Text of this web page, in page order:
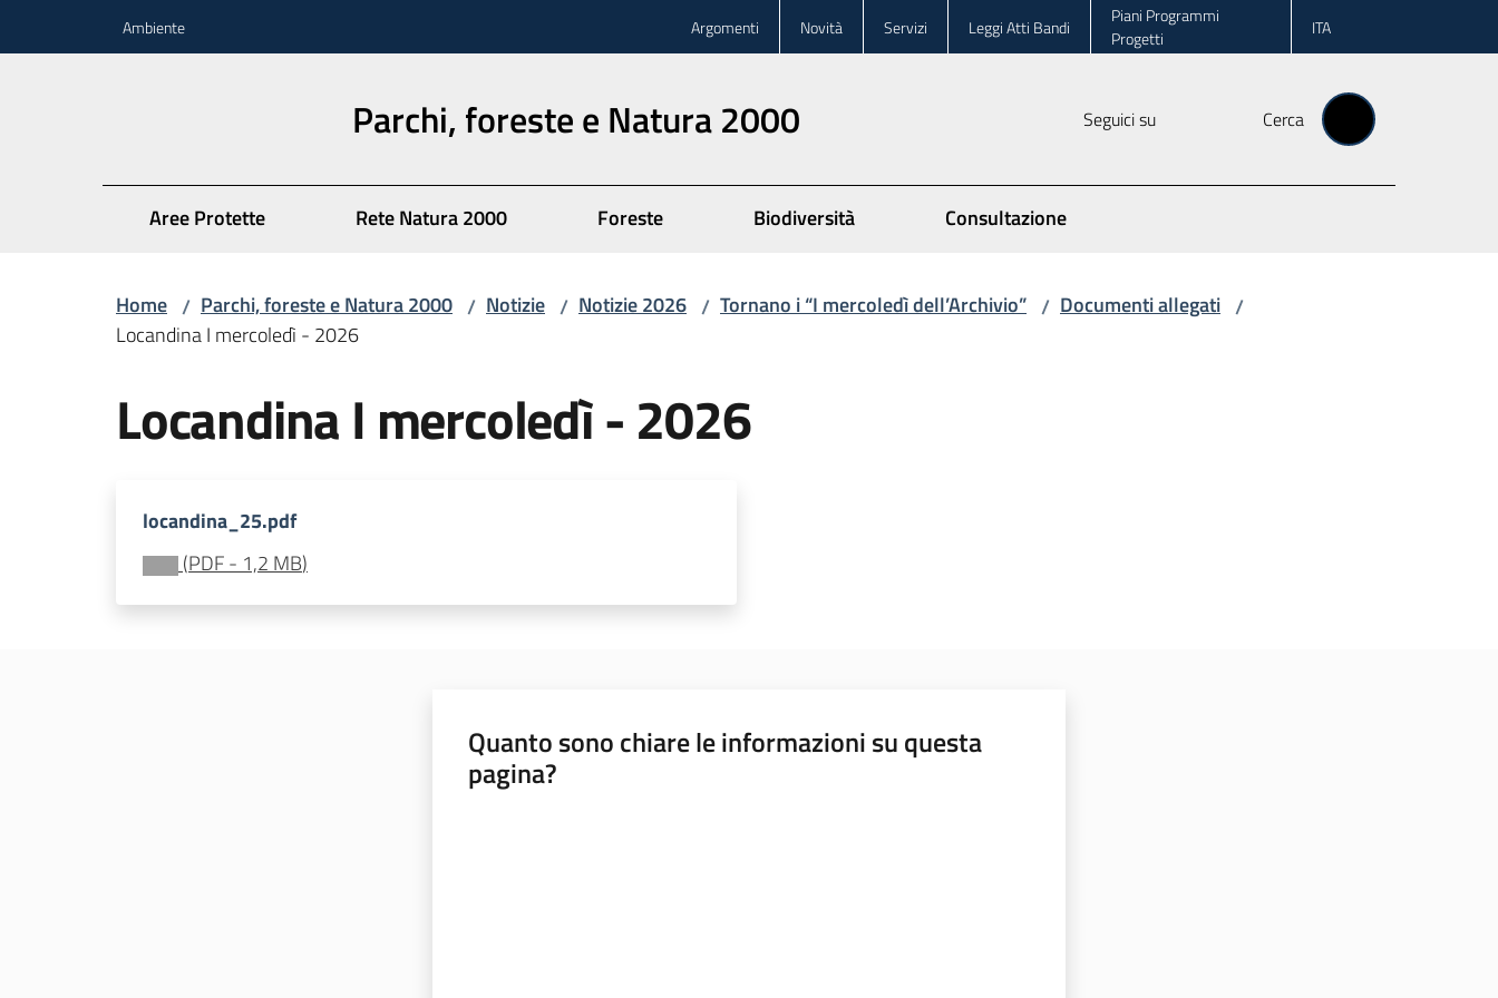
Ambiente Argomenti Novità Servizi Leggi Atti Bandi
Piani Programmi
Progetti
ITA
Parchi, foreste e Natura 2000 Seguici su Cerca
Aree Protette Rete Natura 2000 Foreste Biodiversità Consultazione
Home / Parchi, foreste e Natura 2000 / Notizie / Notizie 2026 / Tornano i “I mercoledì dell’Archivio” / Documenti allegati /
Locandina I mercoledì - 2026
Locandina I mercoledì - 2026
locandina_25.pdf
(PDF- 1,2 MB)
Quanto sono chiare le informazioni su questa
pagina?